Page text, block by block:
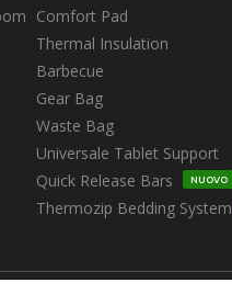
Comfort Pad
Thermal Insulation
Barbecue
Gear Bag
Waste Bag
Universale Tablet Support
Quick Release Bars
NUOVO
Thermozip Bedding System